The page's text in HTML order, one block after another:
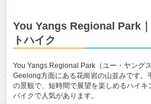
You Yangs Regional Park
トハイク
You Yangs Regional Park（ユー・ヤング
Geelong方面にある花崗岩の山並みです。
の景観で、短時間で展望を楽しめるハイ
バイクで人気があります。